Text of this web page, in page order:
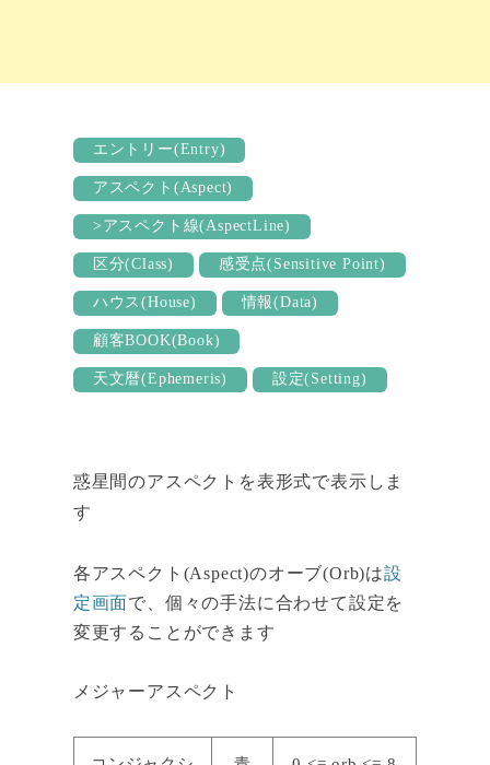
エントリー(Entry)
アスペクト(Aspect)
>アスペクト線(AspectLine)
区分(Class) 感受点(Sensitive Point)
ハウス(House) 情報(Data)
顧客BOOK(Book)
天文暦(Ephemeris) 設定(Setting)
惑星間のアスペクトを表形式で表示しま
す
各アスペクト(Aspect)のオーブ(Orb)は設
定画面で、個々の手法に合わせて設定を
変更することができます
メジャーアスペクト